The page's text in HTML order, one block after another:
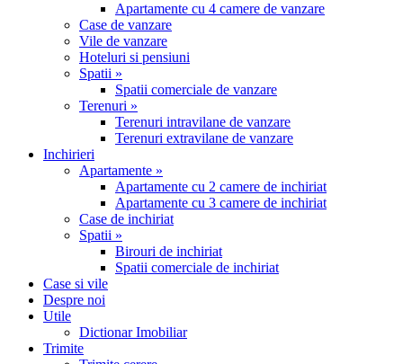
Apartamente cu 4 camere de vanzare
Case de vanzare
Vile de vanzare
Hoteluri si pensiuni
Spatii »
Spatii comerciale de vanzare
Terenuri »
Terenuri intravilane de vanzare
Terenuri extravilane de vanzare
Inchirieri
Apartamente »
Apartamente cu 2 camere de inchiriat
Apartamente cu 3 camere de inchiriat
Case de inchiriat
Spatii »
Birouri de inchiriat
Spatii comerciale de inchiriat
Case si vile
Despre noi
Utile
Dictionar Imobiliar
Trimite